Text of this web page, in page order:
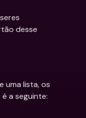
desse
uma lista, os
a seguinte: